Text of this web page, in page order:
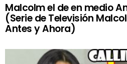
Malcolm el de en medio
(Serie de Televisión
Antes y Ahora)